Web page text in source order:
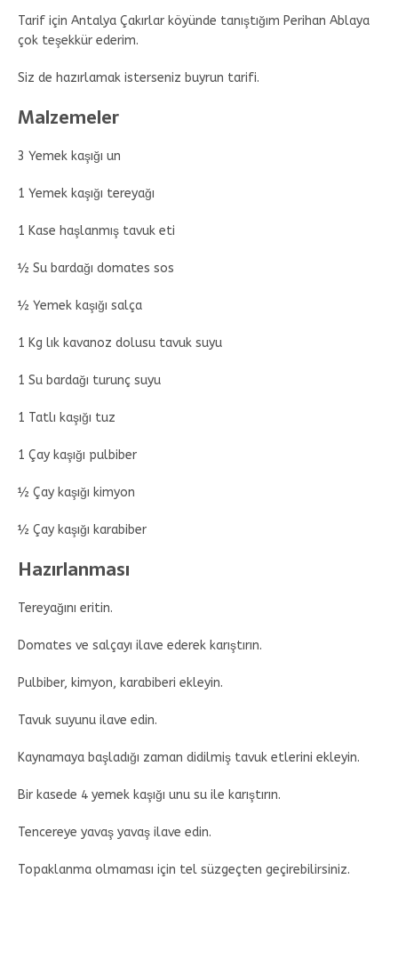
Tarif için Antalya Çakırlar köyünde tanıştığım Perihan Ablaya
çok teşekkür ederim.
Siz de hazırlamak isterseniz buyrun tarifi.
Malzemeler
3 Yemek kaşığı un
1 Yemek kaşığı tereyağı
1 Kase haşlanmış tavuk eti
½ Su bardağı domates sos
½ Yemek kaşığı salça
1 Kg lık kavanoz dolusu tavuk suyu
1 Su bardağı turunç suyu
1 Tatlı kaşığı tuz
1 Çay kaşığı pulbiber
½ Çay kaşığı kimyon
½ Çay kaşığı karabiber
Hazırlanması
Tereyağını eritin.
Domates ve salçayı ilave ederek karıştırın.
Pulbiber, kimyon, karabiberi ekleyin.
Tavuk suyunu ilave edin.
Kaynamaya başladığı zaman didilmiş tavuk etlerini ekleyin.
Bir kasede 4 yemek kaşığı unu su ile karıştırın.
Tencereye yavaş yavaş ilave edin.
Topaklanma olmaması için tel süzgeçten geçirebilirsiniz.